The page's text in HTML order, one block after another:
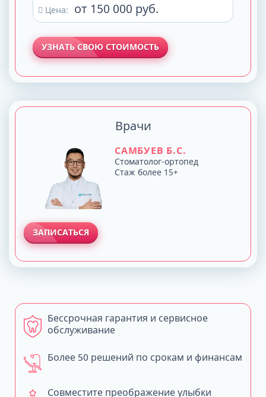
Цена: от 150 000 руб.
УЗНАТЬ СВОЮ СТОИМОСТЬ
Врачи
САМБУЕВ Б.С.
Стоматолог-ортопед
Стаж более 15+
ЗАПИСАТЬСЯ
Совместите преображение улыбки
Бессрочная гарантия и сервисное
обслуживание
Более 50 решений по срокам и финансам